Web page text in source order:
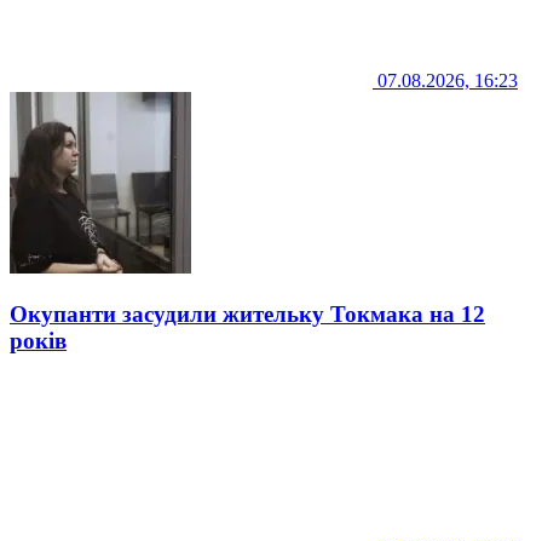
07.08.2026, 16:23
Окупанти засудили жительку Токмака на 12
років